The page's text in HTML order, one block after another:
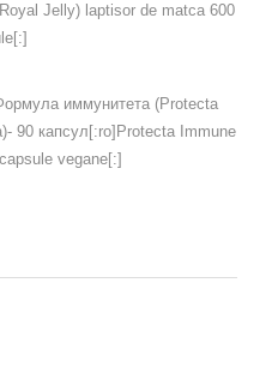
Jelly) laptisor de matca 600
иммунитета (Protecta
90 капсул[:ro]Protecta Immune
vegane[:]